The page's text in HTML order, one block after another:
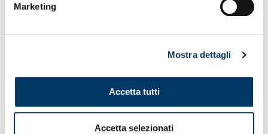
Marketing
Mostra dettagli
Accetta tutti
Accetta selezionati